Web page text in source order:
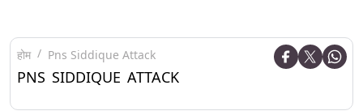
होम Pns Siddique Attack
PNS SIDDIQUE ATTACK